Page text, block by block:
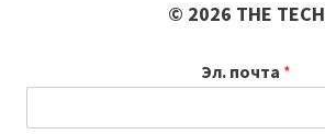
© 2026 THE TECH
Эл. почта *